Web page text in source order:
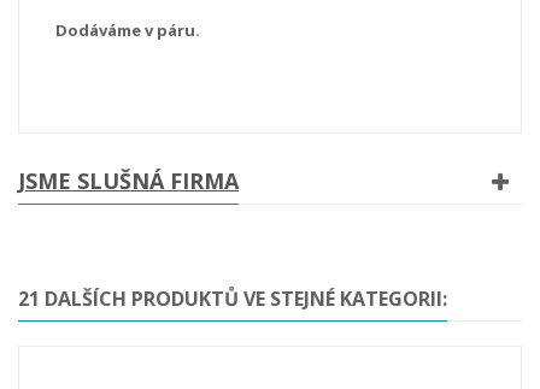
Dodáváme v páru.
JSME SLUŠNÁ FIRMA
21 DALŠÍCH PRODUKTŮ VE STEJNÉ KATEGORII: